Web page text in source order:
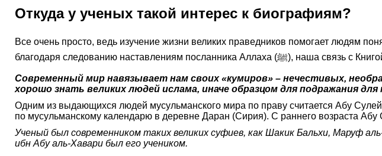
Откуда у ученых такой интерес к биографиям?
Все очень просто, ведь изучение жизни великих праведников помогает людям
Современный мир навязывает нам своих «кумиров» – нечестивых,
хорошо знать великих людей ислама, иначе образцом для подражания
Одним из выдающихся людей мусульманского мира по праву считается Абу
по мусульманскому календарю в деревне Даран (Сирия). С раннего возраста
Ученый был современником таких великих суфиев, как Шакик Бальхи, Маруф
ибн Абу аль-Хавари был его учеником.